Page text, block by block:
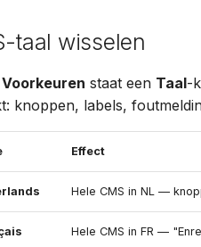
taal wisselen
Voorkeuren staat een Taal-
knoppen, labels,
Effect
Hele CMS in NL —
Hele CMS in FR —